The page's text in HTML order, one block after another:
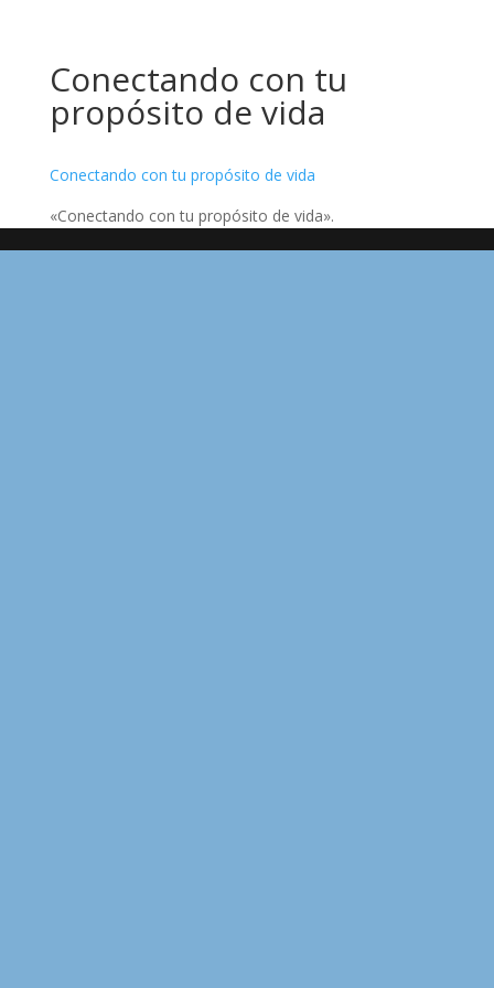
Conectando con tu
propósito de vida
Conectando con tu propósito de vida
«Conectando con tu propósito de vida».